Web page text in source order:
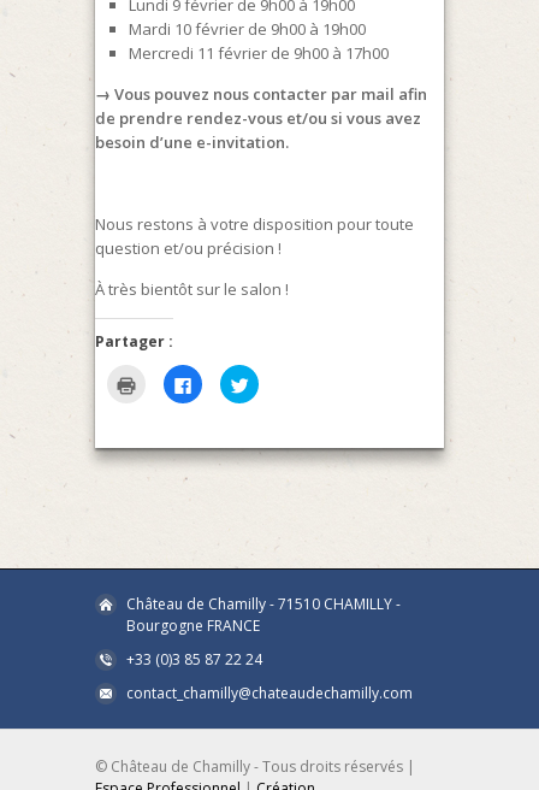
Lundi 9 février de 9h00 à 19h00
Mardi 10 février de 9h00 à 19h00
Mercredi 11 février de 9h00 à 17h00
→ Vous pouvez nous contacter par mail afin
de prendre rendez-vous et/ou si vous avez
besoin d’une e-invitation.
Nous restons à votre disposition pour toute
question et/ou précision !
À très bientôt sur le salon !
Partager :
Cliquer
pour
imprimer(ouvre
nouvelle
fenêtre)
Cliquez
pour
partager
dans
une
Cliquez
pour
dans
une
nouvelle
Château de Chamilly - 71510 CHAMILLY -
Bourgogne FRANCE
+33 (0)3 85 87 22 24
contact_chamilly@chateaudechamilly.com
© Château de Chamilly - Tous droits réservés |